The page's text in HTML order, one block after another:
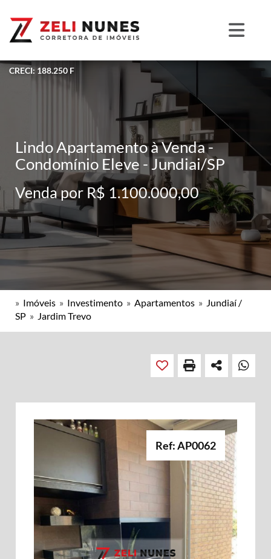
CRECI: 188.250 F
Lindo Apartamento à Venda -
Condomínio Eleve - Jundiai/SP
Venda por R$ 1.100.000,00
» Imóveis » Investimento » Apartamentos » Jundiaí /
SP » Jardim Trevo
Ref: AP0062